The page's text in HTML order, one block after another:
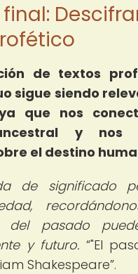
final:
de textos
sigue siendo
que nos
y nos
el destino
de significado
del pasado
y futuro.
"El
Shakespeare .